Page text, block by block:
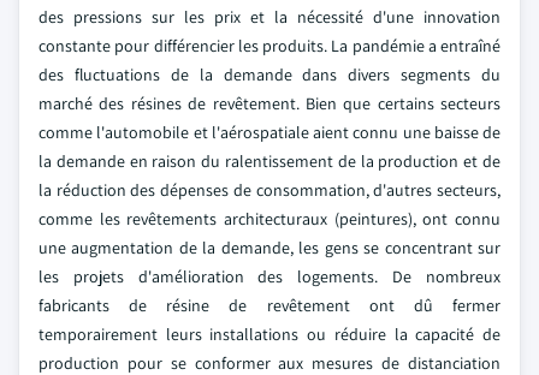
des pressions sur les prix et la nécessité d'une innovation
constante pour différencier les produits. La pandémie a entraîné
des fluctuations de la demande dans divers segments du
marché des résines de revêtement. Bien que certains secteurs
comme l'automobile et l'aérospatiale aient connu une baisse de
la demande en raison du ralentissement de la production et de
la réduction des dépenses de consommation, d'autres secteurs,
comme les revêtements architecturaux (peintures), ont connu
une augmentation de la demande, les gens se concentrant sur
les projets d'amélioration des logements. De nombreux
fabricants de résine de revêtement ont dû fermer
temporairement leurs installations ou réduire la capacité de
production pour se conformer aux mesures de distanciation